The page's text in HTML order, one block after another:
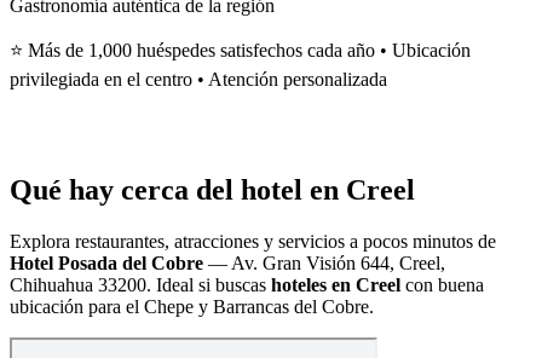
Gastronomía auténtica de la región
⭐ Más de 1,000 huéspedes satisfechos cada año • Ubicación
privilegiada en el centro • Atención personalizada
Qué hay cerca del hotel en Creel
Explora restaurantes, atracciones y servicios a pocos minutos de
Hotel Posada del Cobre — Av. Gran Visión 644, Creel,
Chihuahua 33200. Ideal si buscas hoteles en Creel con buena
ubicación para el Chepe y Barrancas del Cobre.